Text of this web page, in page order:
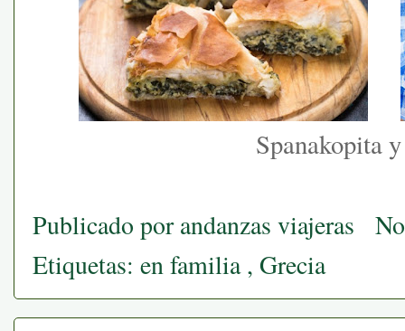
Spanakopita
Publicado porandanzas viajeras
Etiquetas: en familia, Grecia